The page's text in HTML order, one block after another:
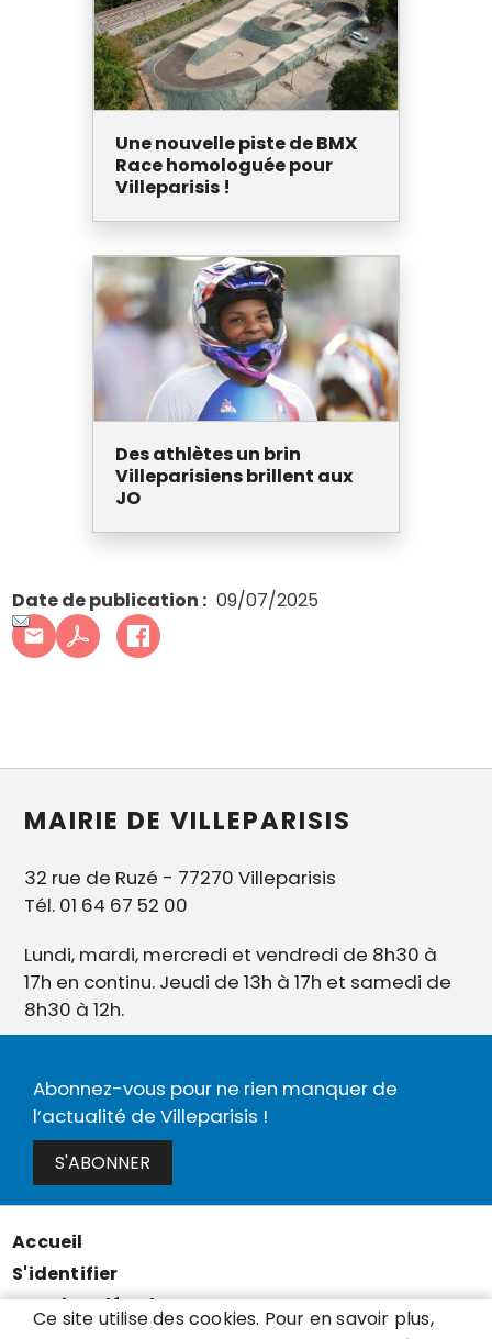
Une nouvelle piste de BMX
Race homologuée pour
Villeparisis !
Des athlètes un brin
Villeparisiens brillent aux
JO
Date de publication 09/07/2025
MAIRIE DE VILLEPARISIS
32 rue de Ruzé - 77270 Villeparisis
Tél. 01 64 67 52 00
Lundi, mardi, mercredi et vendredi de 8h30 à
17h en continu. Jeudi de 13h à 17h et samedi de
8h30 à 12h.
Abonnez-vous pour ne rien manquer de
l’actualité de Villeparisis !
S'ABONNER
Menu
Pied
de
Accueil
S'identifier
Mentions légales
Ce site utilise des cookies. Pour en savoir plus,